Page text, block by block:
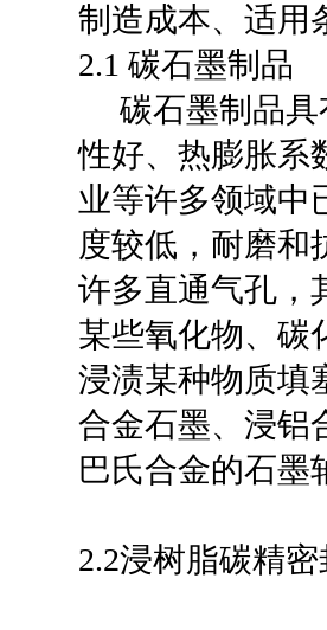
制造成本、适用
2.1 碳石墨制品
碳石墨制品具
性好、热膨胀系
业等许多领域中
度较低，耐磨和
许多直通气孔，
某些氧化物、碳
浸渍某种物质填
合金石墨、浸铝
巴氏合金的石墨
2.2浸树脂碳精